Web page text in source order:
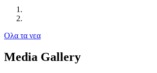
Ολα τα νεα
Media Gallery